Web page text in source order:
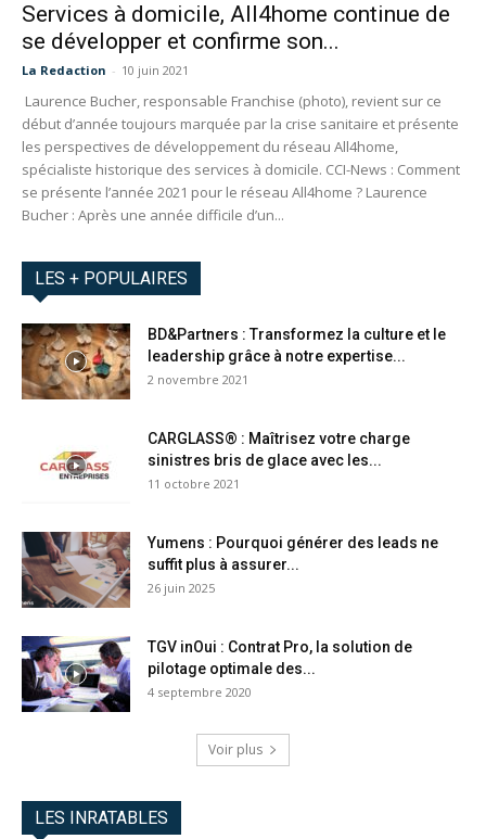
Services à domicile, All4home continue de
se développer et confirme son...
La Redaction - 10 juin 2021
Laurence Bucher, responsable Franchise (photo), revient sur ce
début d’année toujours marquée par la crise sanitaire et présente
les perspectives de développement du réseau All4home,
spécialiste historique des services à domicile. CCI-News : Comment
se présente l’année 2021 pour le réseau All4home ? Laurence
Bucher : Après une année difficile d’un...
LES + POPULAIRES
BD&Partners : Transformez la culture et le
leadership grâce à notre expertise...
2 novembre 2021
CARGLASS® : Maîtrisez votre charge
sinistres bris de glace avec les...
11 octobre 2021
Yumens : Pourquoi générer des leads ne
suffit plus à assurer...
26 juin 2025
TGV inOui : Contrat Pro, la solution de
pilotage optimale des...
4 septembre 2020
Voir plus
LES INRATABLES